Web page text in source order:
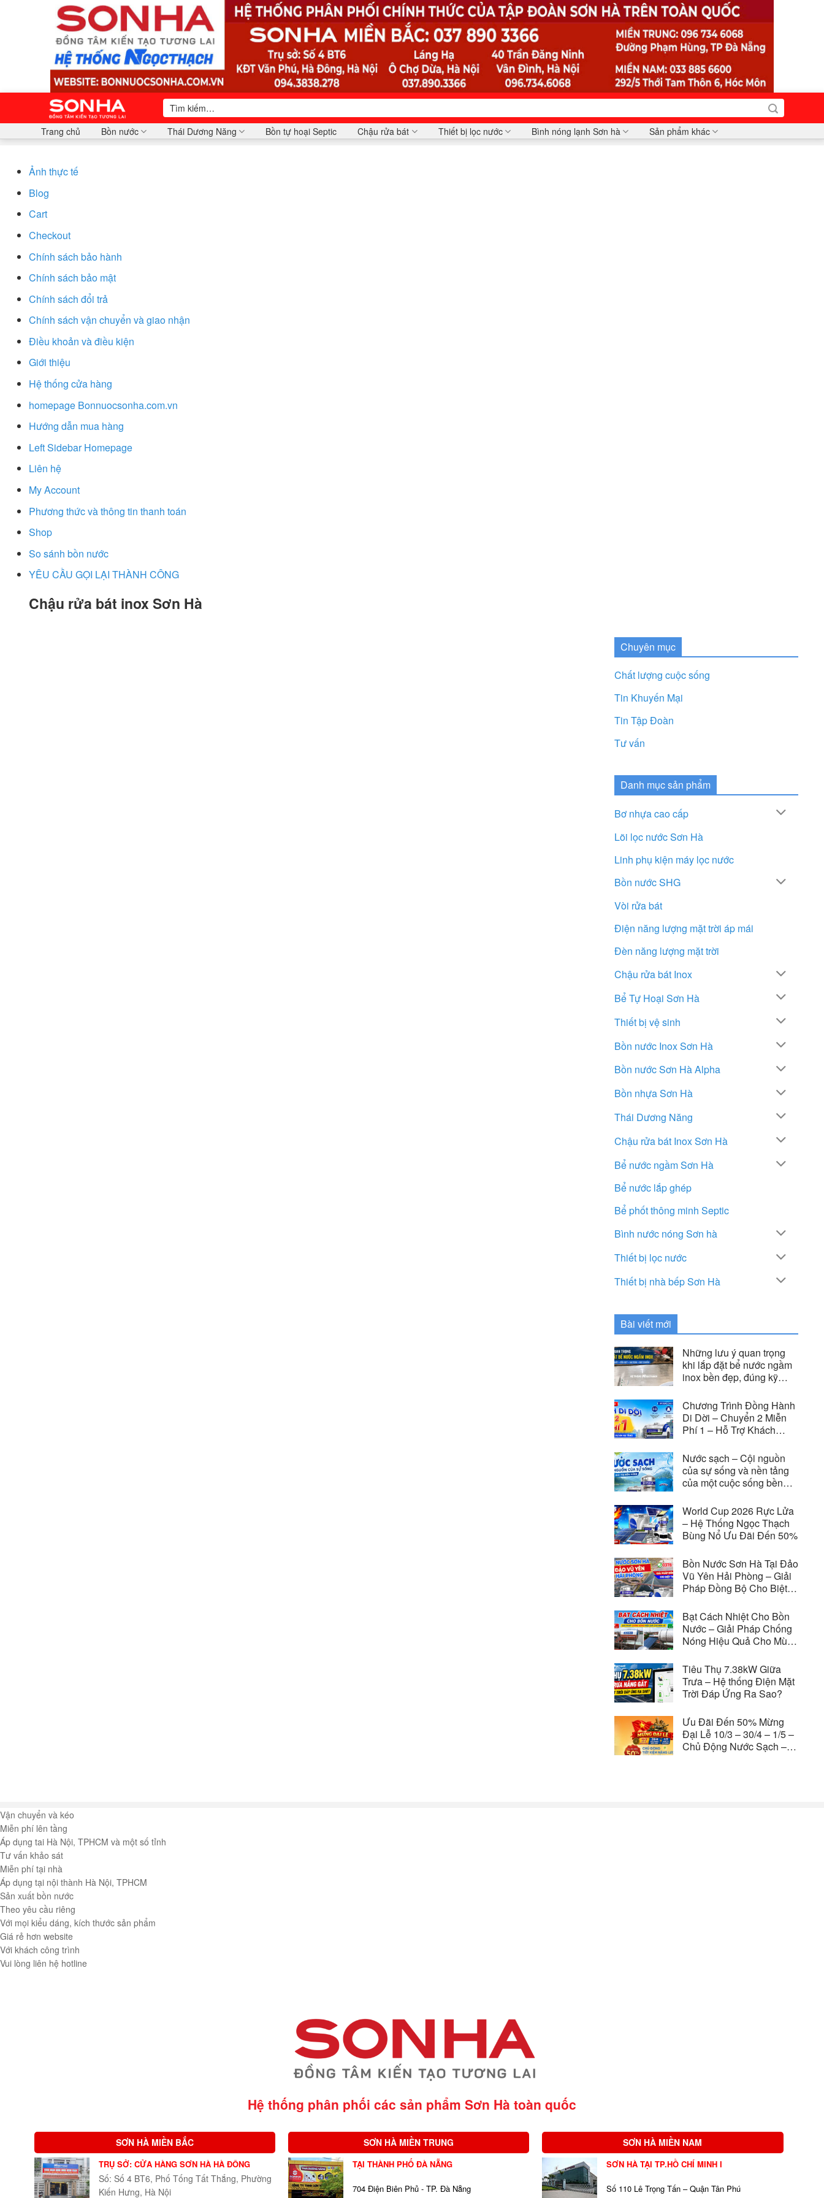
Tìm
kiếm:
Trang chủ Bồn nước Thái Dương Năng Bồn tự hoại Septic Chậu rửa bát Thiết bị lọc nước Bình nóng lạnh Sơn hà Sản phẩm khác
Ảnh thực tế
Blog
Cart
Checkout
Chính sách bảo hành
Chính sách bảo mật
Chính sách đổi trả
Chính sách vận chuyển và giao nhận
Điều khoản và điều kiện
Giới thiệu
Hệ thống cửa hàng
homepage Bonnuocsonha.com.vn
Hướng dẫn mua hàng
Left Sidebar Homepage
Liên hệ
My Account
Phương thức và thông tin thanh toán
Shop
So sánh bồn nước
YÊU CẦU GỌI LẠI THÀNH CÔNG
Chậu rửa bát inox Sơn Hà
Chuyên mục
Chất lượng cuộc sống
Tin Khuyến Mại
Tin Tập Đoàn
Tư vấn
Danh mục sản phẩm
Bơ nhựa cao cấp
Lõi lọc nước Sơn Hà
Linh phụ kiện máy lọc nước
Bồn nước SHG
Vòi rửa bát
Điện năng lượng mặt trời áp mái
Đèn năng lượng mặt trời
Chậu rửa bát Inox
Bể Tự Hoại Sơn Hà
Thiết bị vệ sinh
Bồn nước Inox Sơn Hà
Bồn nước Sơn Hà Alpha
Bồn nhựa Sơn Hà
Thái Dương Năng
Chậu rửa bát Inox Sơn Hà
Bể nước ngầm Sơn Hà
Bể nước lắp ghép
Bể phốt thông minh Septic
Bình nước nóng Sơn hà
Thiết bị lọc nước
Thiết bị nhà bếp Sơn Hà
Bài viết mới
Những lưu ý quan trọng
khi lắp đặt bể nước ngầm
inox bền đẹp, đúng kỹ
Chương Trình Đồng Hành
Di Dời – Chuyển 2 Miễn
Phí 1 – Hỗ Trợ Khách
Án Hạ Tầng
Nước sạch – Cội nguồn
của sự sống và nền tảng
của một cuộc sống bền
World Cup 2026 Rực Lửa
– Hệ Thống Ngọc Thạch
Bùng Nổ Ưu Đãi Đến 50%
Bồn Nước Sơn Hà Tại Đảo
Vũ Yên Hải Phòng – Giải
Pháp Đồng Bộ Cho Biệt
Island
Bạt Cách Nhiệt Cho Bồn
Nước – Giải Pháp Chống
Nóng Hiệu Quả Cho Mùa
Tiêu Thụ 7.38kW Giữa
Trưa – Hệ thống Điện Mặt
Trời Đáp Ứng Ra Sao?
Ưu Đãi Đến 50% Mừng
Đại Lễ 10/3 – 30/4 – 1/5 –
Chủ Động Nước Sạch –
Vận chuyển và kéo
Miễn phí lên tầng
Áp dụng tai Hà Nội, TPHCM và một số tỉnh
Tư vấn khảo sát
Miễn phí tại nhà
Áp dụng tại nội thành Hà Nội, TPHCM
Sản xuất bồn nước
Theo yêu cầu riêng
Với mọi kiểu dáng, kích thước sản phẩm
Giá rẻ hơn website
Với khách công trình
Vui lòng liên hệ hotline
Hệ thống phân phối các sản phẩm Sơn Hà toàn quốc
SƠN HÀ MIỀN BẮC
TRỤ SỞ: CỬA HÀNG SƠN HÀ HÀ ĐÔNG
Số: Số 4 BT6, Phố Tống Tất Thắng, Phường
Kiến Hưng, Hà Nội
SƠN HÀ MIỀN TRUNG
TẠI THÀNH PHỐ ĐÀ NẴNG
704 Điện Biên Phủ - TP. Đà Nẵng
SƠN HÀ MIỀN NAM
SƠN HÀ TẠI TP.HỒ CHÍ MINH I
Số 110 Lê Trọng Tấn – Quận Tân Phú